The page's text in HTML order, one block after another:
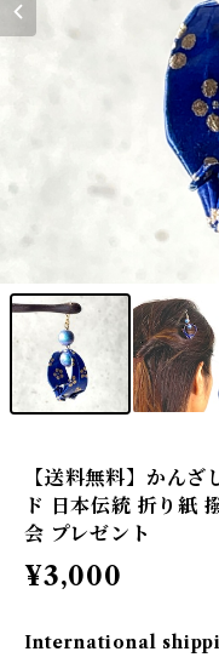
【送料無料】かん
ド 日本伝統 折り紙
会 プレゼント
¥3,000
International